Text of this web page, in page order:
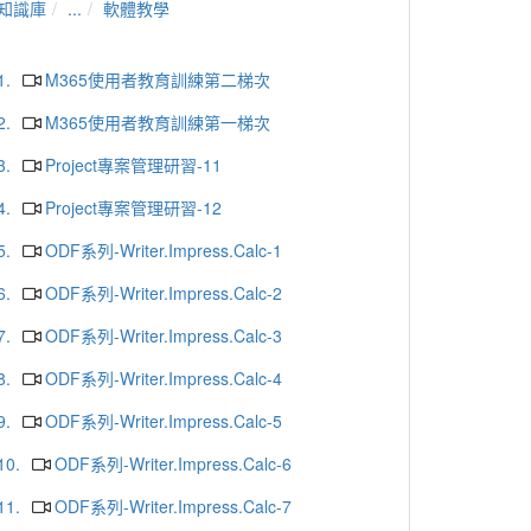
識庫 ... 軟體教學
M365使用者教育訓練第二梯次
M365使用者教育訓練第一梯次
Project專案管理研習-11
Project專案管理研習-12
ODF系列-Writer.Impress.Calc-1
ODF系列-Writer.Impress.Calc-2
ODF系列-Writer.Impress.Calc-3
ODF系列-Writer.Impress.Calc-4
ODF系列-Writer.Impress.Calc-5
ODF系列-Writer.Impress.Calc-6
ODF系列-Writer.Impress.Calc-7